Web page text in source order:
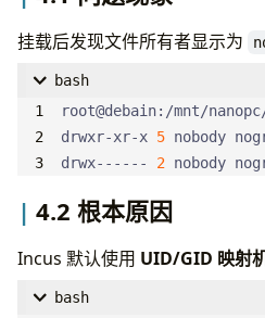
挂载后发现文件所有者显示为
bash
drwxr-xr-x 5 nobody
drwx------ 2 nobody
4.2 根本原因
Incus 默认使用 UID/GID 映射
bash